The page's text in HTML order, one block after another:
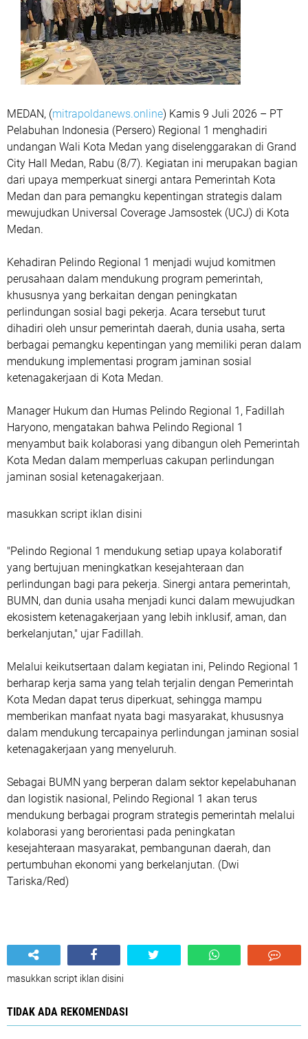
MEDAN, (mitrapoldanews.online) Kamis 9 Juli 2026 – PT
Pelabuhan Indonesia (Persero) Regional 1 menghadiri
undangan Wali Kota Medan yang diselenggarakan di Grand
City Hall Medan, Rabu (8/7). Kegiatan ini merupakan bagian
dari upaya memperkuat sinergi antara Pemerintah Kota
Medan dan para pemangku kepentingan strategis dalam
mewujudkan Universal Coverage Jamsostek (UCJ) di Kota
Medan.
Kehadiran Pelindo Regional 1 menjadi wujud komitmen
perusahaan dalam mendukung program pemerintah,
khususnya yang berkaitan dengan peningkatan
perlindungan sosial bagi pekerja. Acara tersebut turut
dihadiri oleh unsur pemerintah daerah, dunia usaha, serta
berbagai pemangku kepentingan yang memiliki peran dalam
mendukung implementasi program jaminan sosial
ketenagakerjaan di Kota Medan.
Manager Hukum dan Humas Pelindo Regional 1, Fadillah
Haryono, mengatakan bahwa Pelindo Regional 1
menyambut baik kolaborasi yang dibangun oleh Pemerintah
Kota Medan dalam memperluas cakupan perlindungan
jaminan sosial ketenagakerjaan.
masukkan script iklan disini
"Pelindo Regional 1 mendukung setiap upaya kolaboratif
yang bertujuan meningkatkan kesejahteraan dan
perlindungan bagi para pekerja. Sinergi antara pemerintah,
BUMN, dan dunia usaha menjadi kunci dalam mewujudkan
ekosistem ketenagakerjaan yang lebih inklusif, aman, dan
berkelanjutan," ujar Fadillah.
Melalui keikutsertaan dalam kegiatan ini, Pelindo Regional 1
berharap kerja sama yang telah terjalin dengan Pemerintah
Kota Medan dapat terus diperkuat, sehingga mampu
memberikan manfaat nyata bagi masyarakat, khususnya
dalam mendukung tercapainya perlindungan jaminan sosial
ketenagakerjaan yang menyeluruh.
Sebagai BUMN yang berperan dalam sektor kepelabuhanan
dan logistik nasional, Pelindo Regional 1 akan terus
mendukung berbagai program strategis pemerintah melalui
kolaborasi yang berorientasi pada peningkatan
kesejahteraan masyarakat, pembangunan daerah, dan
pertumbuhan ekonomi yang berkelanjutan. (Dwi
Tariska/Red)
masukkan script iklan disini
TIDAK ADA REKOMENDASI